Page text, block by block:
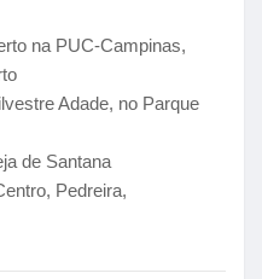
na PUC-Campinas,
Adade, no Parque
de Santana
Pedreira,